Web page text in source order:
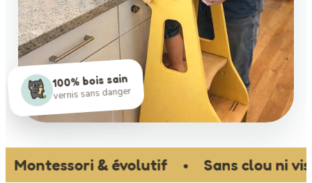
100% bois sain
vernis sans danger
& évolutif ● Sans clou ni vis ●